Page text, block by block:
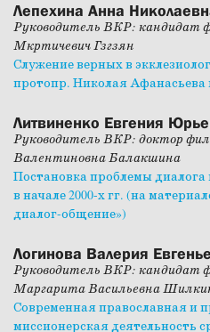
Лепехина Анна
Руководитель ВКР: кандидат
Мкртичевич Гзгзян
Служение верных в
протопр. Николая Афанасьева
Литвиненко Евгения
Руководитель ВКР: доктор
Валентиновна Балакшина
Постановка проблемы
в начале 2000-х гг. (на
диалог-общение»)
Логинова Валерия
Руководитель ВКР: кандидат
Маргарита Васильевна
Современная православная и
миссионерская деятельность